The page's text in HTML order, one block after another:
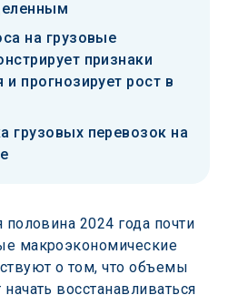
на грузовые
признаки
и прогнозирует рост в
грузовых перевозок на
половина 2024 года почти
макроэкономические
о том, что объемы
восстанавливаться